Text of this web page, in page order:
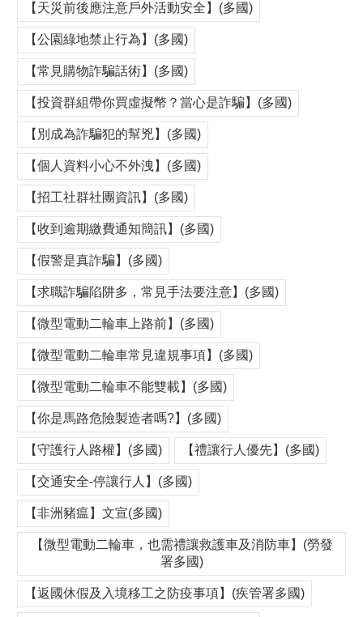
【天災前後應注意戶外活動安全】(多國)
【公園綠地禁止行為】(多國)
【常見購物詐騙話術】(多國)
【投資群組帶你買虛擬幣？當心是詐騙】(多國)
【別成為詐騙犯的幫兇】(多國)
【個人資料小心不外洩】(多國)
【招工社群社團資訊】(多國)
【收到逾期繳費通知簡訊】(多國)
【假警是真詐騙】(多國)
【求職詐騙陷阱多，常見手法要注意】(多國)
【微型電動二輪車上路前】(多國)
【微型電動二輪車常見違規事項】(多國)
【微型電動二輪車不能雙載】(多國)
【你是馬路危險製造者嗎?】(多國)
【守護行人路權】(多國) 【禮讓行人優先】(多國)
【交通安全-停讓行人】(多國)
【非洲豬瘟】文宣(多國)
【微型電動二輪車，也需禮讓救護車及消防車】(勞發
署多國)
【返國休假及入境移工之防疫事項】(疾管署多國)